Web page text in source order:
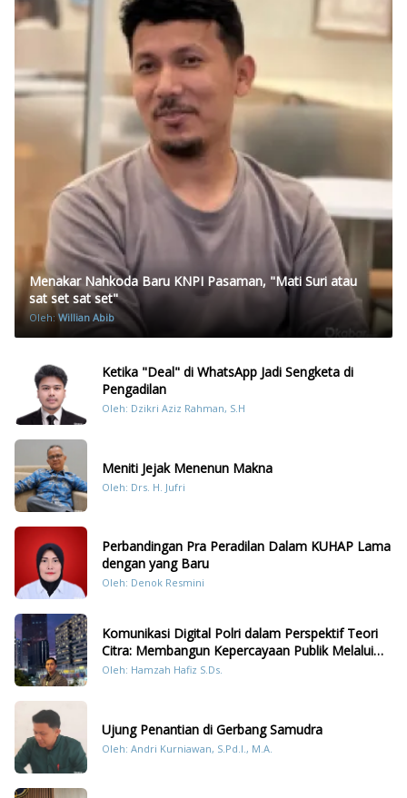
Menakar Nahkoda Baru KNPI Pasaman, "Mati Suri atau
sat set sat set"
Oleh:Willian Abib
Ketika "Deal" di WhatsApp Jadi Sengketa di
Pengadilan
Oleh: Dzikri Aziz Rahman, S.H
Meniti Jejak Menenun Makna
Oleh: Drs. H. Jufri
Perbandingan Pra Peradilan Dalam KUHAP Lama
dengan yang Baru
Oleh: Denok Resmini
Komunikasi Digital Polri dalam Perspektif Teori
Citra: Membangun Kepercayaan Publik Melalui
Konten Humanis Kesiapsiagaan Bencana di
Oleh: Hamzah Hafiz S.Ds.
Ujung Penantian di Gerbang Samudra
Oleh: Andri Kurniawan, S.Pd.I., M.A.